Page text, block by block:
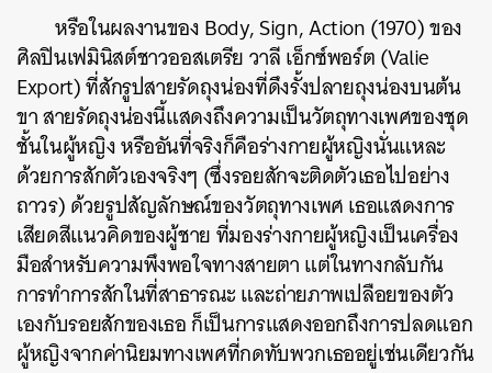
หรือในผลงานของ Body, Sign, Action (1970) ของ
ศิลปินเฟมินิสต์ชาวออสเตรีย วาลี เอ็กซ์พอร์ต (Valie
Export) ที่สักรูปสายรัดถุงน่องที่ดึงรั้งปลายถุงน่องบนต้น
ขา สายรัดถุงน่องนี้แสดงถึงความเป็นวัตถุทางเพศของชุด
ชั้นในผู้หญิง หรืออันที่จริงก็คือร่างกายผู้หญิงนั่นแหละ
ด้วยการสักตัวเองจริงๆ (ซึ่งรอยสักจะติดตัวเธอไปอย่าง
ถาวร) ด้วยรูปสัญลักษณ์ของวัตถุทางเพศ เธอแสดงการ
เสียดสีแนวคิดของผู้ชาย ที่มองร่างกายผู้หญิงเป็นเครื่อง
มือสำหรับความพึงพอใจทางสายตา แต่ในทางกลับกัน
การทำการสักในที่สาธารณะ และถ่ายภาพเปลือยของตัว
เองกับรอยสักของเธอ ก็เป็นการแสดงออกถึงการปลดแอก
ผู้หญิงจากค่านิยมทางเพศที่กดทับพวกเธออยู่เช่นเดียวกัน